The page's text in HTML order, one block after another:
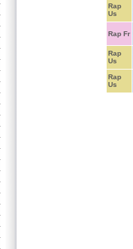
Rap
Us
Rap Fr
Rap
Us
Rap
Us